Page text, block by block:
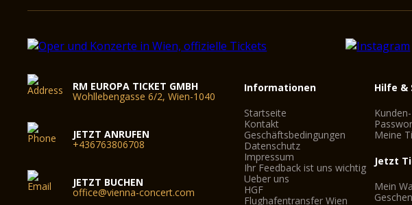
RM EUROPA TICKET GMBH
Wohllebengasse 6/2, Wien-1040
JETZT ANRUFEN
+436763806708
JETZT BUCHEN
office@vienna-concert.com
Informationen
Startseite
Kontakt
Geschäftsbedingungen
Datenschutz
Impressum
Ihr Feedback ist uns wichtig
Ueber uns
HGF
Flughafentransfer Wien
Hilfe &
Meine
Jetzt
Mein